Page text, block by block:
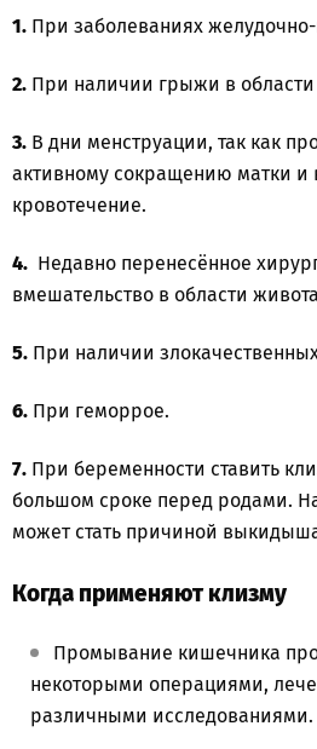
1. При заболеваниях
2. При наличии грыжи в области
3. В дни менструации, так как
активному сокращению матки и
кровотечение.
4. Недавно перенесённое
вмешательство в области
5. При наличии
6. При геморрое.
7. При беременности ставить
большом сроке перед родами.
может стать причиной
Когда применяют клизму
Промывание кишечника
некоторыми операциями,
различными исследованиями.